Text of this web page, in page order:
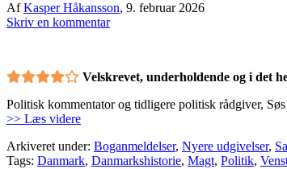
AfKasper Håkansson, 9. februar 2026
Skriv en kommentar
Velskrevet, underholdende og i det
Politisk kommentator og tidligere politisk rådgiver,
>> Læs videre
Arkiveret under: Boganmeldelser, Nyere udgivelser,
Tags: Danmark, Danmarkshistorie, Magt, Politik,